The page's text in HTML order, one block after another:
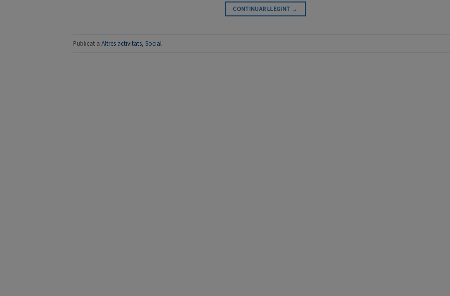
CONTINUAR LLEGINT →
Publicat a Altres activitats, Social